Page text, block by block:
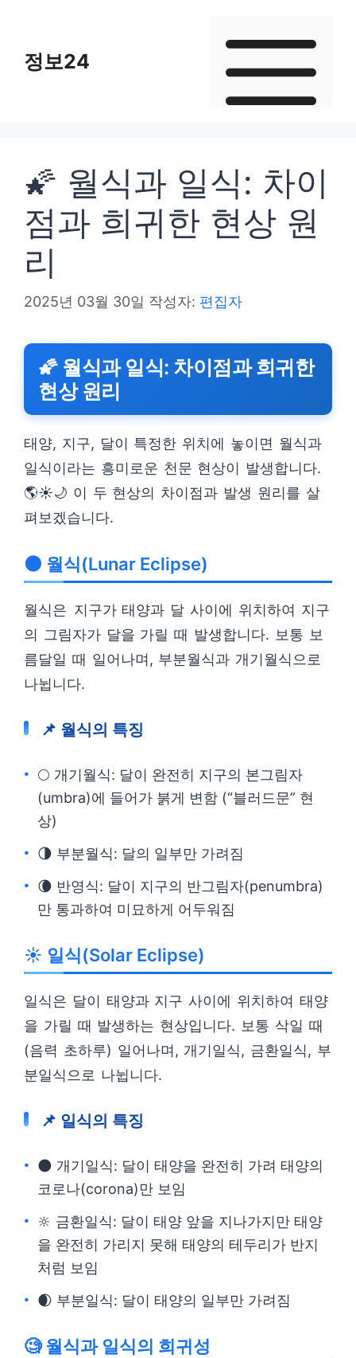
정보24
🌠 월식과 일식: 차이
점과 희귀한 현상 원
리
2025년 03월 30일 작성자: 편집자
🌠 월식과 일식: 차이점과 희귀한
현상 원리
태양, 지구, 달이 특정한 위치에 놓이면 월식과
일식이라는 흥미로운 천문 현상이 발생합니다.
🌎☀️🌙 이 두 현상의 차이점과 발생 원리를 살
펴보겠습니다.
🌑 월식(Lunar Eclipse)
월식은 지구가 태양과 달 사이에 위치하여 지구
의 그림자가 달을 가릴 때 발생합니다. 보통 보
름달일 때 일어나며, 부분월식과 개기월식으로
나뉩니다.
📌 월식의 특징
🌕 개기월식: 달이 완전히 지구의 본그림자
(umbra)에 들어가 붉게 변함 (“블러드문” 현
상)
🌗 부분월식: 달의 일부만 가려짐
🌘 반영식: 달이 지구의 반그림자(penumbra)
만 통과하여 미묘하게 어두워짐
☀️ 일식(Solar Eclipse)
일식은 달이 태양과 지구 사이에 위치하여 태양
을 가릴 때 발생하는 현상입니다. 보통 삭일 때
(음력 초하루) 일어나며, 개기일식, 금환일식, 부
분일식으로 나뉩니다.
📌 일식의 특징
🌑 개기일식: 달이 태양을 완전히 가려 태양의
코로나(corona)만 보임
🔆 금환일식: 달이 태양 앞을 지나가지만 태양
을 완전히 가리지 못해 태양의 테두리가 반지
처럼 보임
🌒 부분일식: 달이 태양의 일부만 가려짐
🧐 월식과 일식의 희귀성